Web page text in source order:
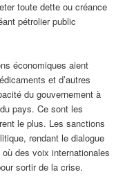
toute dette ou créance
pétrolier public
économiques aient
et d’autres
du gouvernement à
pays. Ce sont les
le plus. Les sanctions
rendant le dialogue
des voix internationales
sortir de la crise.